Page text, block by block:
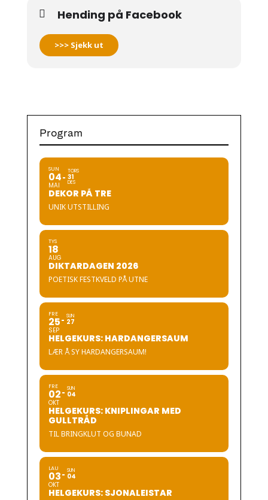
Hending på Facebook
>>> Sjekk ut
Program
SUN
04
MAI
TORS
31
DES
DEKOR PÅ TRE
UNIK UTSTILLING
TYS
18
AUG
DIKTARDAGEN 2026
POETISK FESTKVELD PÅ UTNE
FRE
25
SEP
SUN
27
HELGEKURS: HARDANGERSAUM
LÆR Å SY HARDANGERSAUM!
FRE
02
OKT
SUN
04
HELGEKURS: KNIPLINGAR MED
GULLTRÅD
TIL BRINGKLUT OG BUNAD
LAU
03
OKT
SUN
04
HELGEKURS: SJONALEISTAR